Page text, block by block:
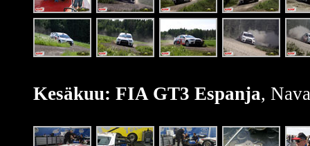
Kesäkuu: FIA GT3 Espanja,